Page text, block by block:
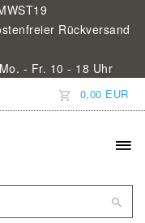
Rückversand
- Fr. 10 - 18 Uhr
0,00 EUR